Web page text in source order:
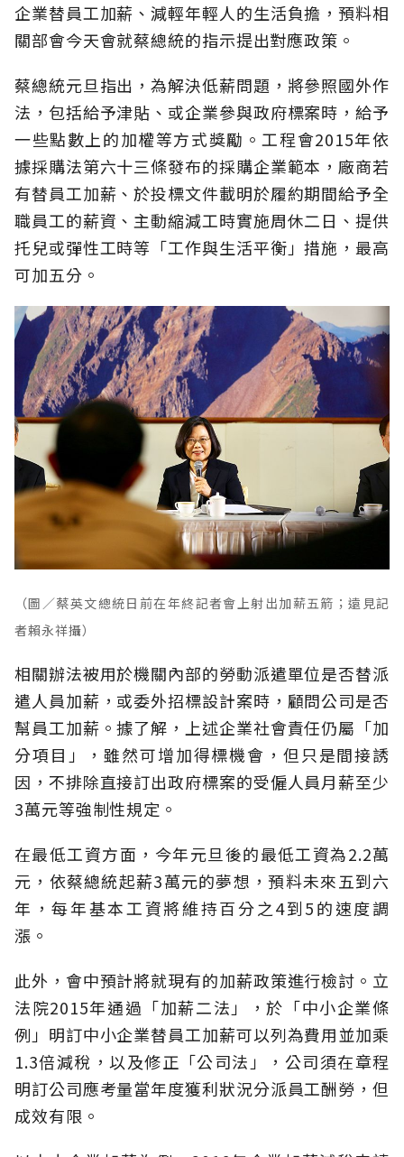
企業替員工加薪、減輕年輕人的生活負擔，預料相
關部會今天會就蔡總統的指示提出對應政策。
蔡總統元旦指出，為解決低薪問題，將參照國外作
法，包括給予津貼、或企業參與政府標案時，給予
一些點數上的加權等方式獎勵。工程會2015年依
據採購法第六十三條發布的採購企業範本，廠商若
有替員工加薪、於投標文件載明於履約期間給予全
職員工的薪資、主動縮減工時實施周休二日、提供
托兒或彈性工時等「工作與生活平衡」措施，最高
可加五分。
（圖／蔡英文總統日前在年終記者會上射出加薪五箭；遠見記
者賴永祥攝）
相關辦法被用於機關內部的勞動派遣單位是否替派
遣人員加薪，或委外招標設計案時，顧問公司是否
幫員工加薪。據了解，上述企業社會責任仍屬「加
分項目」，雖然可增加得標機會，但只是間接誘
因，不排除直接訂出政府標案的受僱人員月薪至少
3萬元等強制性規定。
在最低工資方面，今年元旦後的最低工資為2.2萬
元，依蔡總統起薪3萬元的夢想，預料未來五到六
年，每年基本工資將維持百分之4到5的速度調
漲。
此外，會中預計將就現有的加薪政策進行檢討。立
法院2015年通過「加薪二法」，於「中小企業條
例」明訂中小企業替員工加薪可以列為費用並加乘
1.3倍減稅，以及修正「公司法」，公司須在章程
明訂公司應考量當年度獲利狀況分派員工酬勞，但
成效有限。